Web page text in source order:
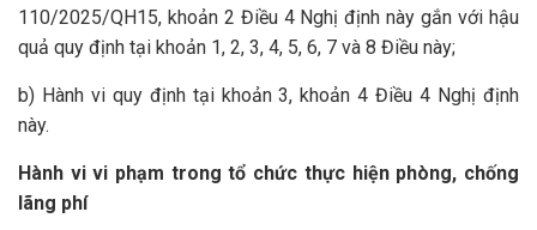
110/2025/QH15, khoản 2 Điều 4 Nghị định này gắn với hậu
quả quy định tại khoản 1, 2, 3, 4, 5, 6, 7 và 8 Điều này;
b) Hành vi quy định tại khoản 3, khoản 4 Điều 4 Nghị định
này.
Hành vi vi phạm trong tổ chức thực hiện phòng, chống
lãng phí